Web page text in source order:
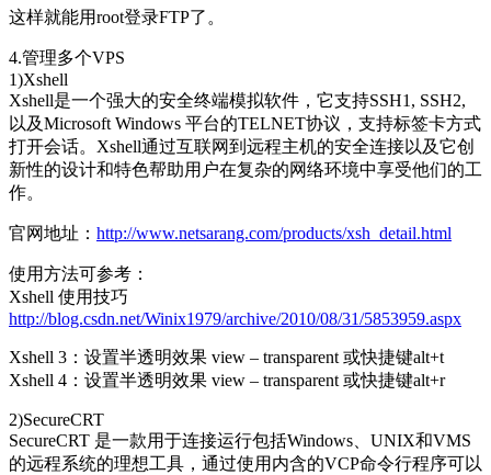
这样就能用root登录FTP了。
4.管理多个VPS
1)Xshell
Xshell是一个强大的安全终端模拟软件，它支持SSH1, SSH2,
以及Microsoft Windows 平台的TELNET协议，支持标签卡方式
打开会话。Xshell通过互联网到远程主机的安全连接以及它创
新性的设计和特色帮助用户在复杂的网络环境中享受他们的工
作。
官网地址： http://www.netsarang.com/products/xsh_detail.html
使用方法可参考：
Xshell 使用技巧
http://blog.csdn.net/Winix1979/archive/2010/08/31/5853959.aspx
Xshell 3：设置半透明效果 view – transparent 或快捷键alt+t
Xshell 4：设置半透明效果 view – transparent 或快捷键alt+r
2)SecureCRT
SecureCRT 是一款用于连接运行包括Windows、UNIX和VMS
的远程系统的理想工具，通过使用内含的VCP命令行程序可以